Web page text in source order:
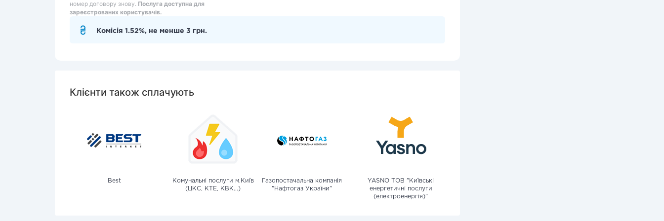
номер договору знову. Послуга доступна для
зареєстрованих користувачів.
Комісія 1.52%, не менше 3 грн.
Клієнти також сплачують
Best
Комунальні послуги м.Київ
(ЦКС, КТЕ, КВК...)
Газопостачальна компанія
"Нафтогаз України"
YASNO ТОВ "Київські
енергетичні послуги
(електроенергія)"